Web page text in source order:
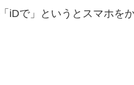
iDで」というとスマホを